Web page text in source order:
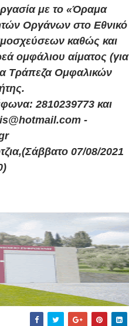
με το «Όραμα
Οργάνων στο Εθνικό
καθώς και
ομφάλιου αίματος (για
Τράπεζα Ομφαλικών
2810239773 και
-
07/08/2021